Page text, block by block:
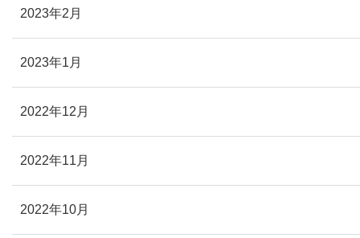
2023年2月
2023年1月
2022年12月
2022年11月
2022年10月